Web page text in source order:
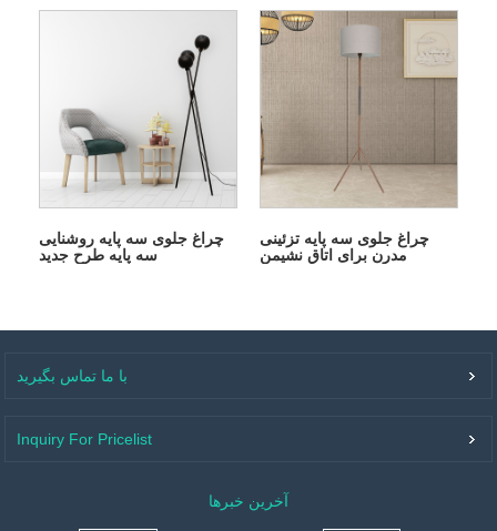
چراغ جلوی سه پایه روشنایی
سه پایه طرح جدید
چراغ جلوی سه پایه تزئینی
مدرن برای اتاق نشیمن
با ما تماس بگیرید
Inquiry For Pricelist
آخرین خبرها